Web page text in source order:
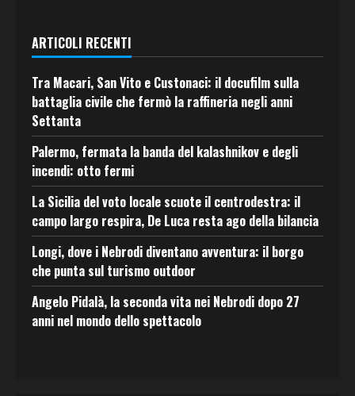
ARTICOLI RECENTI
Tra Macari, San Vito e Custonaci: il docufilm sulla
battaglia civile che fermò la raffineria negli anni
Settanta
Palermo, fermata la banda del kalashnikov e degli
incendi: otto fermi
La Sicilia del voto locale scuote il centrodestra: il
campo largo respira, De Luca resta ago della bilancia
Longi, dove i Nebrodi diventano avventura: il borgo
che punta sul turismo outdoor
Angelo Pidalà, la seconda vita nei Nebrodi dopo 27
anni nel mondo dello spettacolo